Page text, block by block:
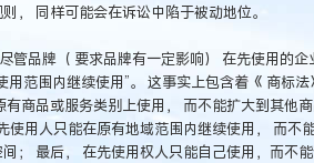
， 同样可能会在诉讼中陷于被动地位。
管品牌（ 要求品牌有一定影响） 在先使用的
用范围内继续使用”。 这事实上包含着《 商标
商品或服务类别上使用， 而不能扩大到其他
使用人只能在原有地域范围内继续使用， 而不
； 最后， 在先使用权人只能自己使用，而不